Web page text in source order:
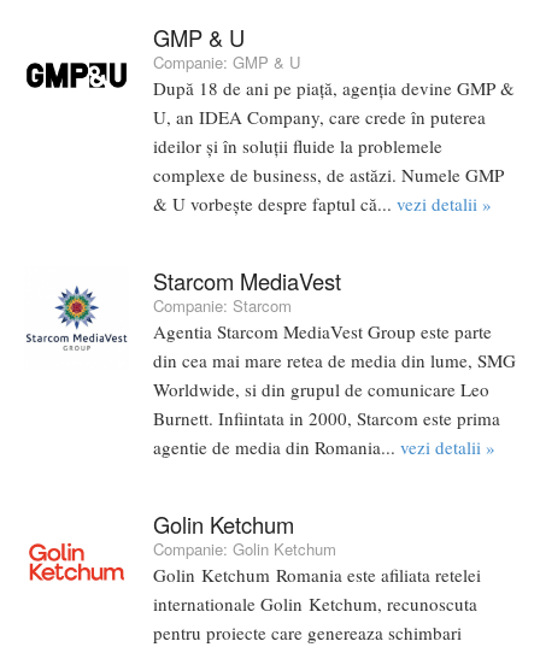
GMP & U
Companie: GMP & U
După 18 de ani pe piață, agenția devine GMP &
U, an IDEA Company, care crede în puterea
ideilor și în soluții fluide la problemele
complexe de business, de astăzi. Numele GMP
& U vorbește despre faptul că... vezi detalii »
Starcom MediaVest
Companie: Starcom
Agentia Starcom MediaVest Group este parte
din cea mai mare retea de media din lume, SMG
Worldwide, si din grupul de comunicare Leo
Burnett. Infiintata in 2000, Starcom este prima
agentie de media din Romania... vezi detalii »
Golin Ketchum
Companie: Golin Ketchum
Golin Ketchum Romania este afiliata retelei
internationale Golin Ketchum, recunoscuta
pentru proiecte care genereaza schimbari